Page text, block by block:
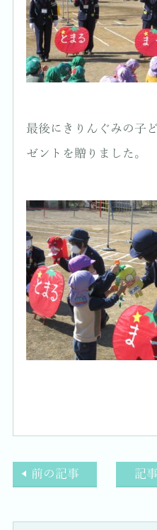
最後にきりんぐみの子
ゼントを贈りました。
前の記事 記